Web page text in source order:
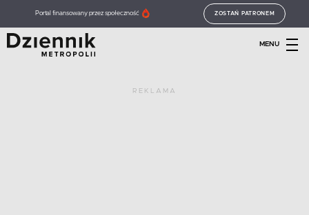
Portal finansowany przez społeczność ZOSTAŃ PATRONEM
MENU
REKLAMA